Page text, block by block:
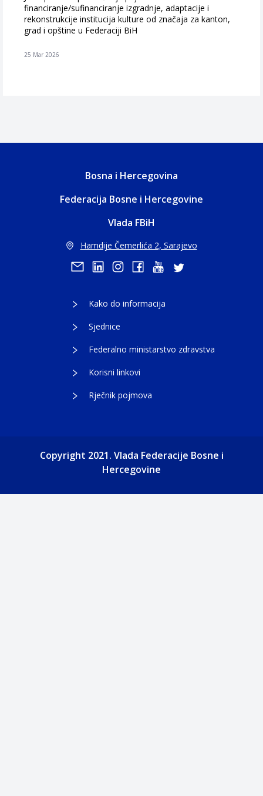
financiranje/sufinanciranje izgradnje, adaptacije i
rekonstrukcije institucija kulture od značaja za kanton,
grad i opštine u Federaciji BiH
25 Mar 2026
Bosna i Hercegovina
Federacija Bosne i Hercegovine
Vlada FBiH
Hamdije Čemerlića 2, Sarajevo
Kako do informacija
Sjednice
Federalno ministarstvo zdravstva
Korisni linkovi
Rječnik pojmova
Copyright 2021. Vlada Federacije Bosne i
Hercegovine